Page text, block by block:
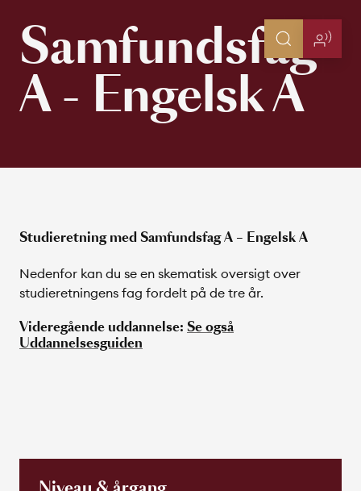
Samfundsfag
A - Engelsk A
Studieretning med Samfundsfag A – Engelsk A
Nedenfor kan du se en skematisk oversigt over
studieretningens fag fordelt på de tre år.
Videregående uddannelse: Se også
Uddannelsesguiden